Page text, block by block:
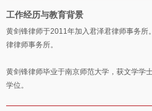
工作经历与教育背景
黄剑锋律师于2011年加入君泽君律师事务所
律律师事务所。
黄剑锋律师毕业于南京师范大学，获文学学
学位。